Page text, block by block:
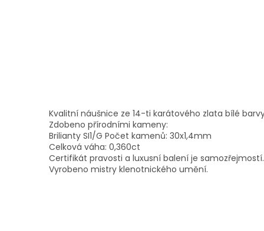
Kvalitní náušnice ze 14-ti karátového zlata bílé
Zdobeno přírodními kameny:
Brilianty SI1/G Počet kamenů: 30x1,4mm
Celková váha: 0,360ct
Certifikát pravosti a luxusní balení je samozřejmostí.
Vyrobeno mistry klenotnického umění.